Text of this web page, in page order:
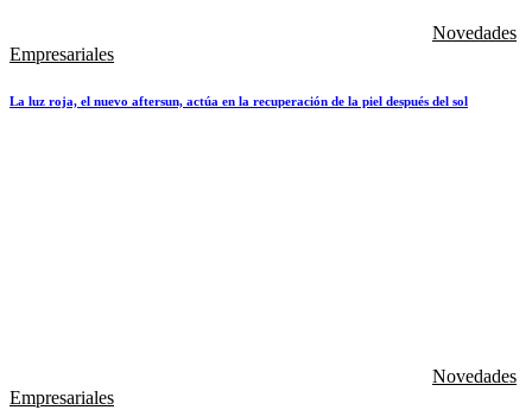
Novedades
Empresariales
La luz roja, el nuevo aftersun, actúa en la recuperación de la piel después del sol
Novedades
Empresariales